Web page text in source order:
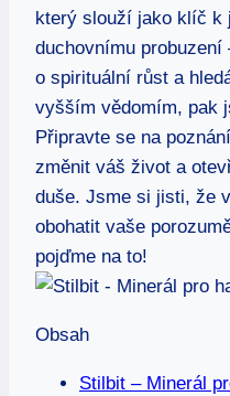
který slouží jako klíč k
duchovnímu
o spirituální růst a
vyšším vědomím, pak
Připravte se na
změnit váš život a
duše. Jsme si jisti, že
obohatit vaše
pojďme na to!
Obsah
Stilbit – Minerál